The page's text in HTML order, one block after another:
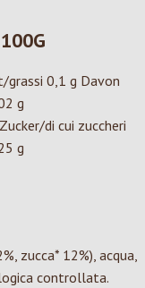
0,1 g Davon
g
di cui zuccheri
g
zucca* 12%), acqua,
controllata.